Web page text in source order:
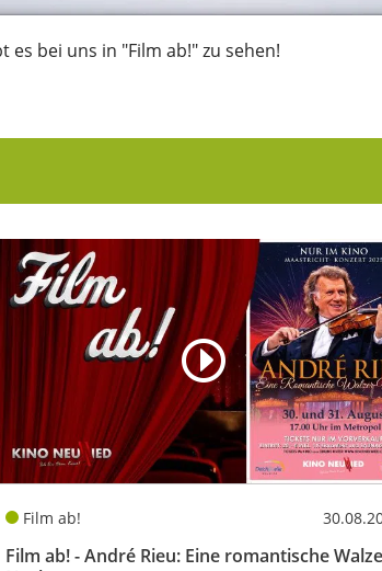
bei uns in "Film ab!" zu sehen!
Film ab!
Film ab! - André Rieu: Eine romantische